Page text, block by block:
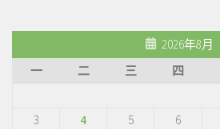
2026年8月
一
二 三 四
3
4 5 6